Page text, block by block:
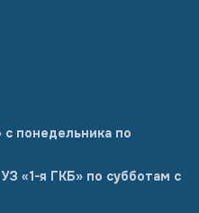
с понедельника по
«1-я ГКБ» по субботам с